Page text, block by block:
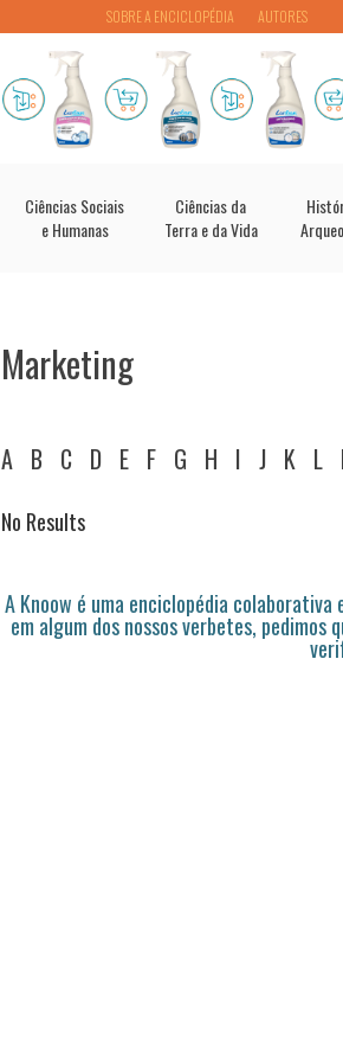
SOBRE A ENCICLOPÉDIA AUTORES
Ciências Sociais
e Humanas
Ciências da
Terra e da Vida
Marketing
A B C D E F G H I J K L
No Results
A Knoow é uma enciclopédia
em algum dos nossos verbetes, pedimos